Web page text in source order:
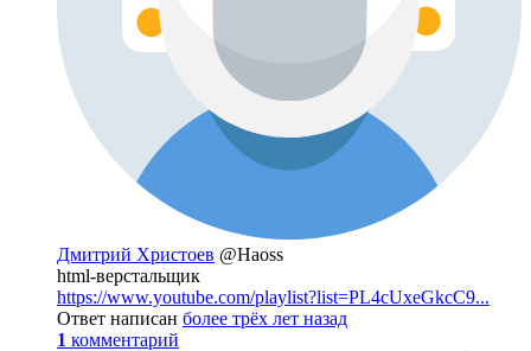
Дмитрий Христоев @Haoss
html-верстальщик
https://www.youtube.com/playlist?list=PL4cUxeGkcC9...
Ответ написан более трёх лет назад
1 комментарий